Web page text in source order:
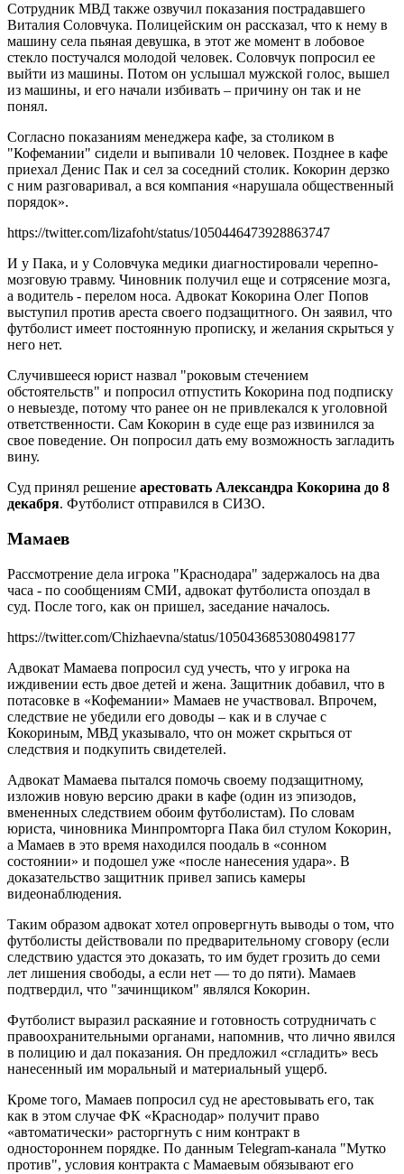
Сотрудник МВД также озвучил показания пострадавшего
Виталия Соловчука. Полицейским он рассказал, что к нему в
машину села пьяная девушка, в этот же момент в лобовое
стекло постучался молодой человек. Соловчук попросил ее
выйти из машины. Потом он услышал мужской голос, вышел
из машины, и его начали избивать – причину он так и не
понял.
Согласно показаниям менеджера кафе, за столиком в
"Кофемании" сидели и выпивали 10 человек. Позднее в кафе
приехал Денис Пак и сел за соседний столик. Кокорин дерзко
с ним разговаривал, а вся компания «нарушала общественный
порядок».
https://twitter.com/lizafoht/status/1050446473928863747
И у Пака, и у Соловчука медики диагностировали черепно-
мозговую травму. Чиновник получил еще и сотрясение мозга,
а водитель - перелом носа. Адвокат Кокорина Олег Попов
выступил против ареста своего подзащитного. Он заявил, что
футболист имеет постоянную прописку, и желания скрыться у
него нет.
Случившееся юрист назвал "роковым стечением
обстоятельств" и попросил отпустить Кокорина под подписку
о невыезде, потому что ранее он не привлекался к уголовной
ответственности. Сам Кокорин в суде еще раз извинился за
свое поведение. Он попросил дать ему возможность загладить
вину.
Суд принял решение арестовать Александра Кокорина до 8
декабря. Футболист отправился в СИЗО.
Мамаев
Рассмотрение дела игрока "Краснодара" задержалось на два
часа - по сообщениям СМИ, адвокат футболиста опоздал в
суд. После того, как он пришел, заседание началось.
https://twitter.com/Chizhaevna/status/1050436853080498177
Адвокат Мамаева попросил суд учесть, что у игрока на
иждивении есть двое детей и жена. Защитник добавил, что в
потасовке в «Кофемании» Мамаев не участвовал. Впрочем,
следствие не убедили его доводы – как и в случае с
Кокориным, МВД указывало, что он может скрыться от
следствия и подкупить свидетелей.
Адвокат Мамаева пытался помочь своему подзащитному,
изложив новую версию драки в кафе (один из эпизодов,
вмененных следствием обоим футболистам). По словам
юриста, чиновника Минпромторга Пака бил стулом Кокорин,
а Мамаев в это время находился поодаль в «сонном
состоянии» и подошел уже «после нанесения удара». В
доказательство защитник привел запись камеры
видеонаблюдения.
Таким образом адвокат хотел опровергнуть выводы о том, что
футболисты действовали по предварительному сговору (если
следствию удастся это доказать, то им будет грозить до семи
лет лишения свободы, а если нет — то до пяти). Мамаев
подтвердил, что "зачинщиком" являлся Кокорин.
Футболист выразил раскаяние и готовность сотрудничать с
правоохранительными органами, напомнив, что лично явился
в полицию и дал показания. Он предложил «сгладить» весь
нанесенный им моральный и материальный ущерб.
Кроме того, Мамаев попросил суд не арестовывать его, так
как в этом случае ФК «Краснодар» получит право
«автоматически» расторгнуть с ним контракт в
одностороннем порядке. По данным Telegram-канала "Мутко
против", условия контракта с Мамаевым обязывают его